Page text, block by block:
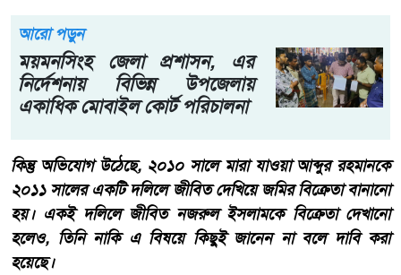
আরো পড়ুন
ময়মনসিংহ জেলা প্রশাসন, এর
নির্দেশনায় বিভিন্ন উপজেলায়
একাধিক মোবাইল কোর্ট পরিচালনা
‎‎কিন্তু অভিযোগ উঠেছে, ২০১০ সালে মারা যাওয়া আব্দুর রহমানকে
২০১১ সালের একটি দলিলে জীবিত দেখিয়ে জমির বিক্রেতা বানানো
হয়। একই দলিলে জীবিত নজরুল ইসলামকে বিক্রেতা দেখানো
হলেও, তিনি নাকি এ বিষয়ে কিছুই জানেন না বলে দাবি করা
হয়েছে।